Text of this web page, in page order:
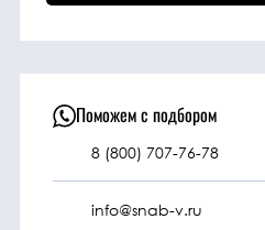
Под заказ
Поможем с подбором
8 (800) 707-76-78
info@snab-v.ru